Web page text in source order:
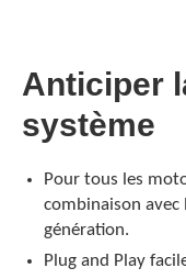
Anticiper
système
Pour tous les
combinaison avec
génération.
Plug and Play